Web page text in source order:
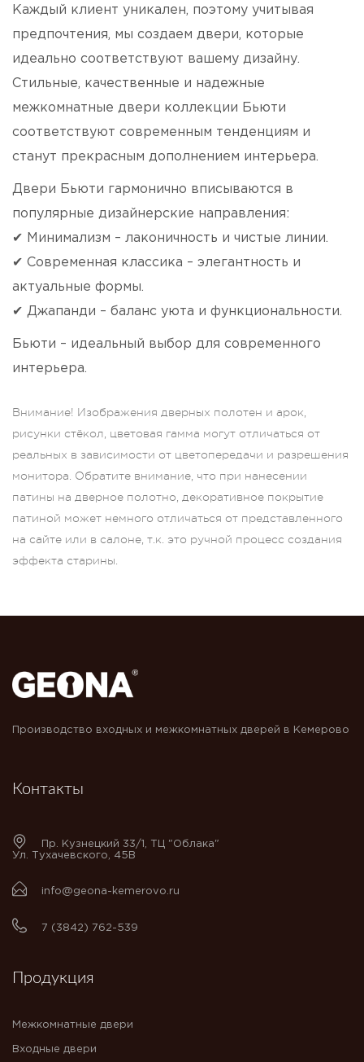
Каждый клиент уникален, поэтому учитывая
предпочтения, мы создаем двери, которые
идеально соответствуют вашему дизайну.
Стильные, качественные и надежные
межкомнатные двери коллекции Бьюти
соответствуют современным тенденциям и
станут прекрасным дополнением интерьера.
Двери Бьюти гармонично вписываются в
популярные дизайнерские направления:
✔ Минимализм – лаконичность и чистые линии.
✔ Современная классика – элегантность и
актуальные формы.
✔ Джапанди – баланс уюта и функциональности.
Бьюти – идеальный выбор для современного
интерьера.
Внимание! Изображения дверных полотен и арок,
рисунки стёкол, цветовая гамма могут отличаться от
реальных в зависимости от цветопередачи и разрешения
монитора. Обратите внимание, что при нанесении
патины на дверное полотно, декоративное покрытие
патиной может немного отличаться от представленного
на сайте или в салоне, т.к. это ручной процесс создания
эффекта старины.
Производство входных и межкомнатных дверей в Кемерово
Контакты
Пр. Кузнецкий 33/1, ТЦ "Облака"
Ул. Тухачевского, 45В
info@geona-kemerovo.ru
7 (3842) 762-539
Продукция
Межкомнатные двери
Входные двери